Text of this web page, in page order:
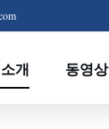
개 동영상